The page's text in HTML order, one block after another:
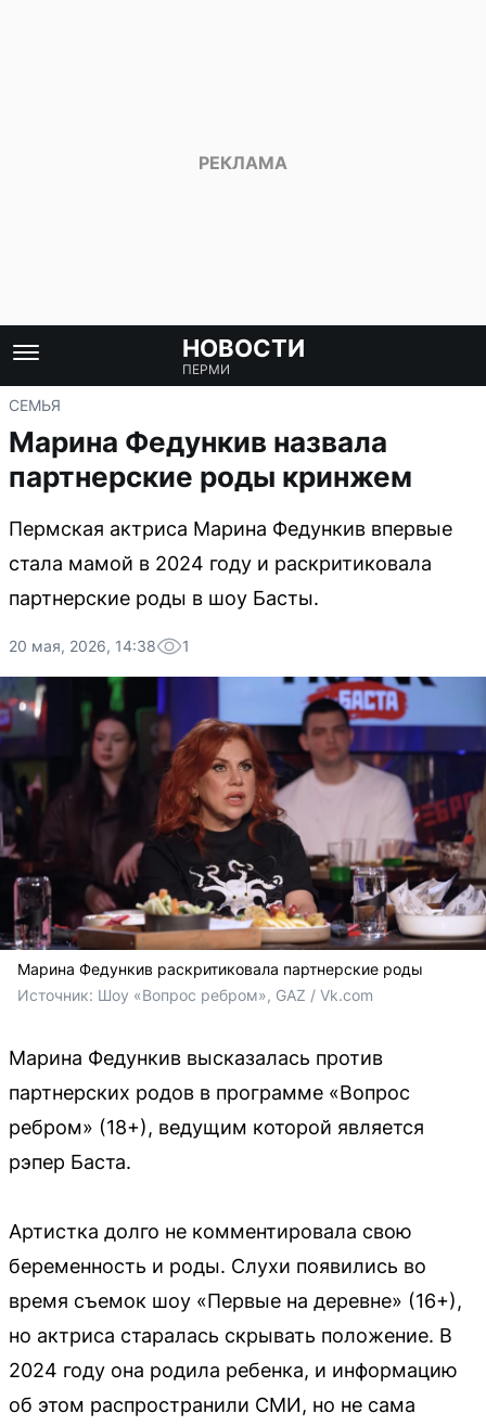
НОВОСТИ
ПЕРМИ
СЕМЬЯ
Марина Федункив назвала
партнерские роды кринжем
Пермская актриса Марина Федункив впервые
стала мамой в 2024 году и раскритиковала
партнерские роды в шоу Басты.
20 мая, 2026, 14:38 1
Марина Федункив раскритиковала партнерские роды
Источник: Шоу «Вопрос ребром», GAZ / Vk.com
Марина Федункив высказалась против
партнерских родов в программе «Вопрос
ребром» (18+), ведущим которой является
рэпер Баста.
Артистка долго не комментировала свою
беременность и роды. Слухи появились во
время съемок шоу «Первые на деревне» (16+),
но актриса старалась скрывать положение. В
2024 году она родила ребенка, и информацию
об этом распространили СМИ, но не сама